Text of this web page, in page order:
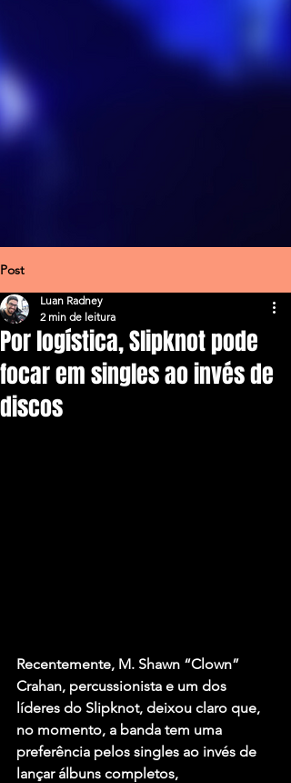
Post
Por logística, Slipknot pode
focar em singles ao invés de
discos
Luan Radney
2 min de leitura
Recentemente, M. Shawn “Clown”
Crahan, percussionista e um dos
líderes do Slipknot, deixou claro que,
no momento, a banda tem uma
preferência pelos singles ao invés de
lançar álbuns completos,